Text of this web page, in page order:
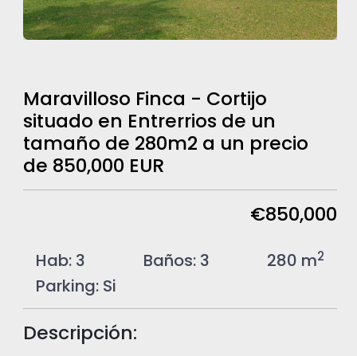
Maravilloso Finca - Cortijo
situado en Entrerrios de un
tamaño de 280m2 a un precio
de 850,000 EUR
€850,000
Hab: 3 Baños:3 280 m2
Parking: Si
Descripción: